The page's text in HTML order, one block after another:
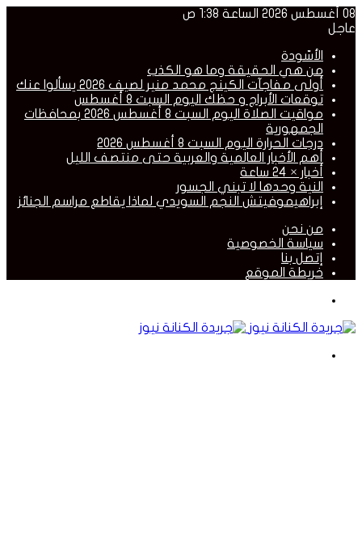
08 أغسطس 2026 الساعة 1:38 ص
عاجل
الأسّودة
من هي الحقيقة وما هو الكذب
أولى مفاجآت الكينج محمد منير لصيف 2026 يسألوا عنك
توقعات الأبراج و حظك اليوم السبت 8 أغسطس
مواقيت الصلاة اليوم السبت 8 أغسطس 2026 بمحافظات
الجمهورية
درجات الحرارة اليوم السبت 8 أغسطس 2026
أهم الأخبار العالمية والعربية حتى منتصف الليل
أخبار × 24 ساعة
النية وحدها لا تبني الجسور
إبراهيموفيتش النجم السويدي لماذا يقاطع مراسم الجنائز
من نحن
سياسة الخصوصية
إتصل بنا
خريطة الموقع